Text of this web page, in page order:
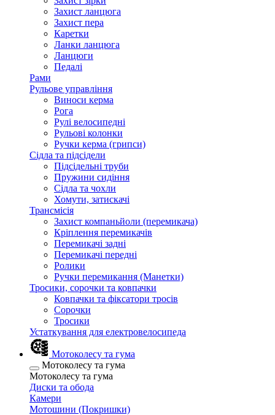
Захист ланцюга
Захист пера
Каретки
Ланки ланцюга
Ланцюги
Педалі
Рами
Рульове управління
Виноси керма
Рога
Рулі велосипедні
Рульові колонки
Ручки керма (грипси)
Сідла та підсідели
Підсідельні труби
Пружини сидіння
Сідла та чохли
Хомути, затискачі
Трансмісія
Захист компаньйоли (перемикача)
Кріплення перемикачів
Перемикачі задні
Перемикачі передні
Ролики
Ручки перемикання (Манетки)
Тросики, сорочки та ковпачки
Ковпачки та фіксатори тросів
Сорочки
Тросики
Устаткування для електровелосипеда
Мотоколесу та гума
Мотоколесу та гума
Мотоколесу та гума
Диски та обода
Камери
Мотошини (Покришки)